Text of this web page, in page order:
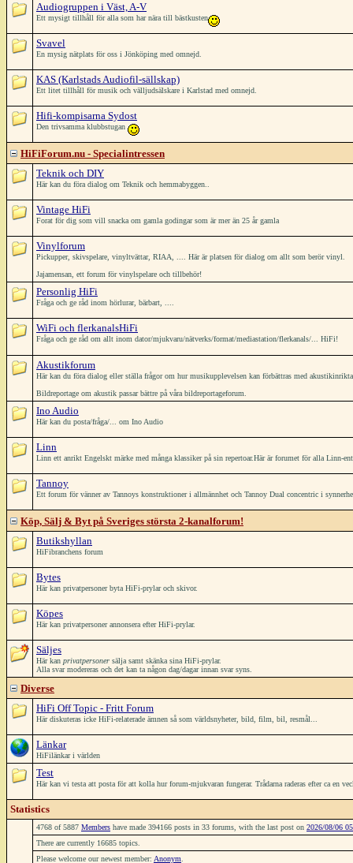
Audiogruppen i Väst, A-V
Ett mysigt tillhåll för alla som har nära till bästkusten
Svavel
En mysig nätplats för oss i Jönköping med omnejd.
KAS (Karlstads Audiofil-sällskap)
Ett litet tillhåll för musik och välljudsälskare i Karlstad med omnejd.
Hifi-kompisarna Sydost
Den trivsamma klubbstugan
HiFiForum.nu - Specialintressen
Teknik och DIY
Här kan du föra dialog om Teknik och hemmabyggen..
Vintage HiFi
Forat för dig som vill snacka om gamla godingar som är mer än 25 år gamla
Vinylforum
Pickupper, skivspelare, vinyltvättar, RIAA, .... Här är platsen för dialog om allt som berör vinyl.
Jajamensan, ett forum för vinylspelare och tillbehör!
Personlig HiFi
Fråga och ge råd inom hörlurar, bärbart, ....
WiFi och flerkanalsHiFi
Fråga och ge råd om allt inom dator/mjukvaru/nätverks/format/mediastation/flerkanals/... HiFi!
Akustikforum
Här kan du föra dialog eller ställa frågor om hur musikupplevelsen kan förbättras med
Bildreportage om akustik passar bättre på våra bildreportageforum.
Ino Audio
Här kan du posta/fråga/... om Ino Audio
Linn
Linn ett anrikt Engelskt märke med många klassiker på sin repertoar.Här är forumet för alla Linn-
Tannoy
Ett forum för vänner av Tannoys konstruktioner i allmännhet och Tannoy Dual concentric i
Köp, Sälj & Byt på Sveriges största 2-kanalforum!
Butikshyllan
HiFibranchens forum
Bytes
Här kan privatpersoner byta HiFi-prylar och skivor.
Köpes
Här kan privatpersoner annonsera efter HiFi-prylar.
Säljes
Här kan privatpersoner sälja samt skänka sina HiFi-prylar.
Alla svar modereras och det kan ta någon dag/dagar innan svar syns.
Diverse
HiFi Off Topic - Fritt Forum
Här diskuteras icke HiFi-relaterade ämnen så som världsnyheter, bild, film, bil, resmål...
Länkar
HiFilänkar i världen
Test
Här kan vi testa att posta för att kolla hur forum-mjukvaran fungerar. Trådarna raderas efter ca en
Statistics
4768 of 5887 Members have made 394166 posts in 33 forums, with the last post on 2026/08/06
There are currently 16685 topics.
Please welcome our newest member: Anonym